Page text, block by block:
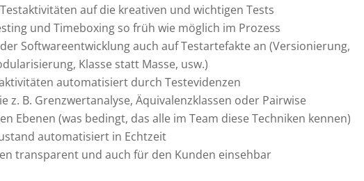
auf die kreativen und wichtigen Tests
und Timeboxing so früh wie möglich im Prozess
Softwareentwicklung auch auf Testartefakte an (Versionierung,
Klasse statt Masse, usw.)
automatisiert durch Testevidenzen
z. B. Grenzwertanalyse, Äquivalenzklassen oder Pairwise
Ebenen (was bedingt, das alle im Team diese Techniken kennen)
automatisiert in Echtzeit
transparent und auch für den Kunden einsehbar